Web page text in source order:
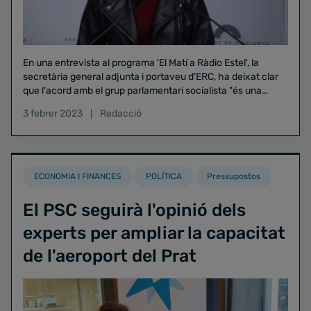
En una entrevista al programa 'El Matí a Ràdio Estel', la
secretària general adjunta i portaveu d'ERC, ha deixat clar
que l'acord amb el grup parlamentari socialista "és una
3 febrer 2023 Redacció
ECONOMIA I FINANCES POLÍTICA Pressupostos
El PSC seguirà l'opinió dels
experts per ampliar la capacitat
de l'aeroport del Prat